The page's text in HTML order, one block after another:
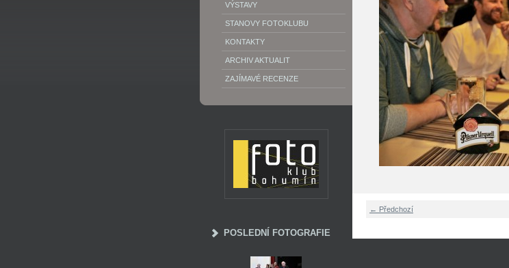
VÝSTAVY
STANOVY FOTOKLUBU
KONTAKTY
ARCHIV AKTUALIT
ZAJÍMAVÉ RECENZE
POSLEDNÍ FOTOGRAFIE
← Předchozí